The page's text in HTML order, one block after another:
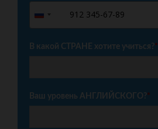
Russia
+7
В какой СТРАНЕ хотите учиться?*
Ваш уровень АНГЛИЙСКОГО?*